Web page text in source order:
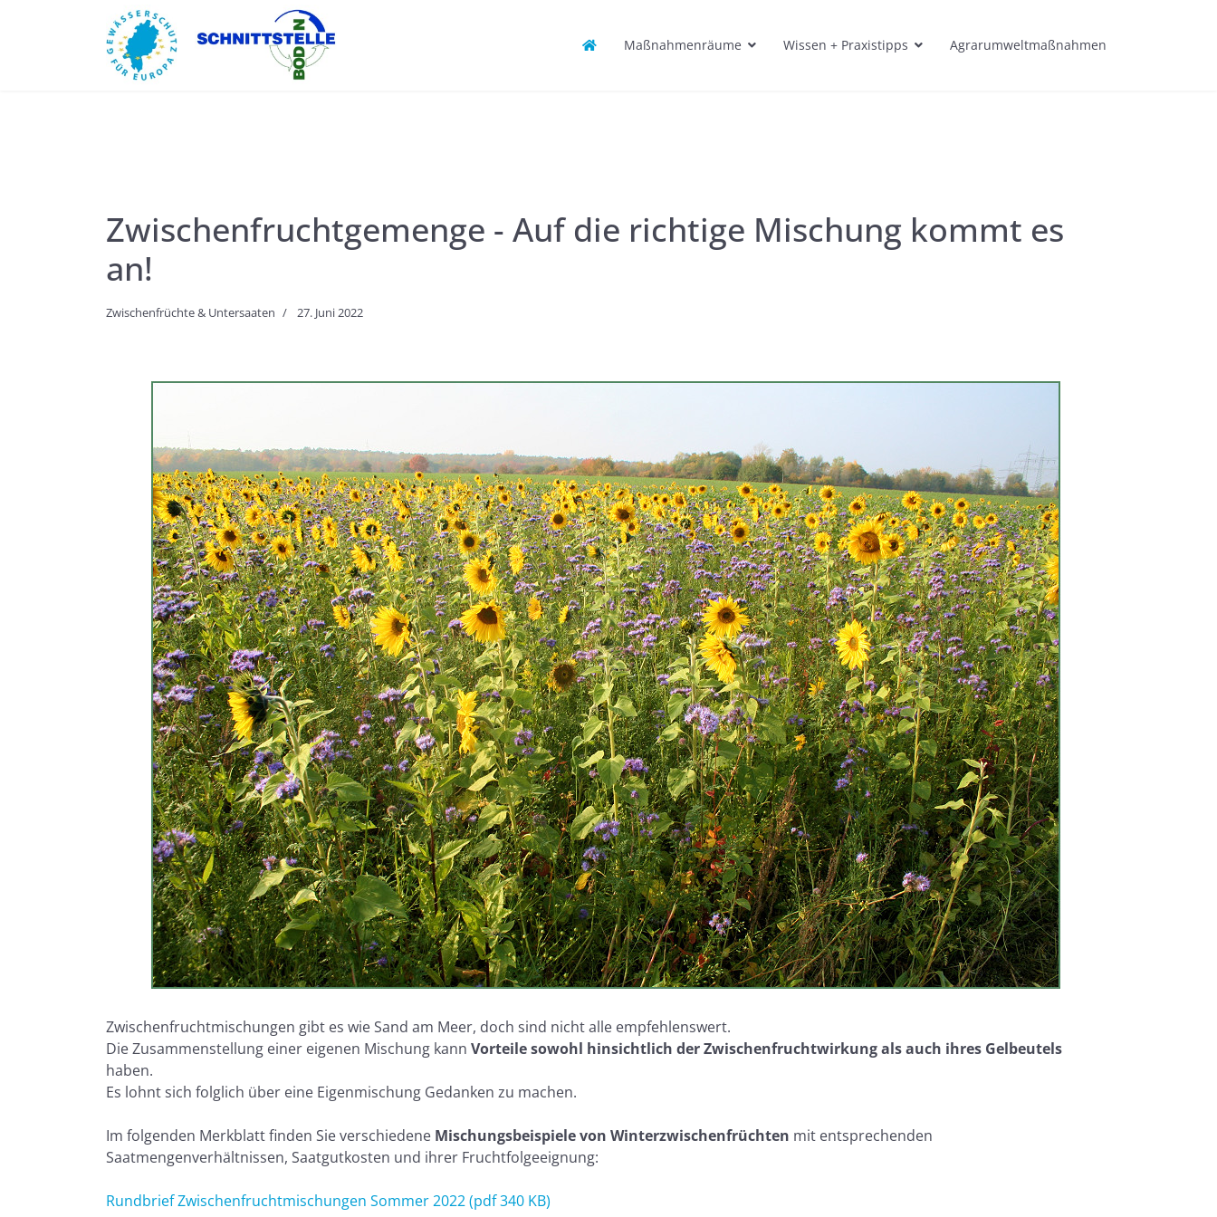
Maßnahmenräume Wissen + Praxistipps Agrarumweltmaßnahmen
Zwischenfruchtgemenge - Auf die richtige Mischung kommt es
an!
Zwischenfrüchte & Untersaaten 27. Juni 2022
Zwischenfruchtmischungen gibt es wie Sand am Meer, doch sind nicht alle empfehlenswert.
Die Zusammenstellung einer eigenen Mischung kann Vorteile sowohl hinsichtlich der Zwischenfruchtwirkung als auch ihres Gelbeutels
haben.
Es lohnt sich folglich über eine Eigenmischung Gedanken zu machen.
Im folgenden Merkblatt finden Sie verschiedene Mischungsbeispiele von Winterzwischenfrüchten mit entsprechenden
Saatmengenverhältnissen, Saatgutkosten und ihrer Fruchtfolgeeignung:
Rundbrief Zwischenfruchtmischungen Sommer 2022 (pdf 340 KB)